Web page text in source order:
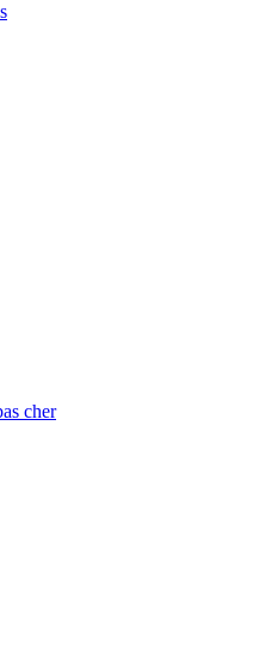
cher